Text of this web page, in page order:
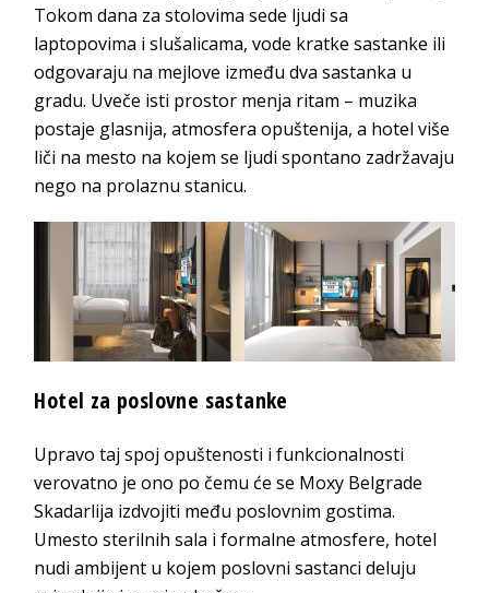
Tokom dana za stolovima sede ljudi sa
laptopovima i slušalicama, vode kratke sastanke ili
odgovaraju na mejlove između dva sastanka u
gradu. Uveče isti prostor menja ritam – muzika
postaje glasnija, atmosfera opuštenija, a hotel više
liči na mesto na kojem se ljudi spontano zadržavaju
nego na prolaznu stanicu.
Hotel za poslovne sastanke
Upravo taj spoj opuštenosti i funkcionalnosti
verovatno je ono po čemu će se Moxy Belgrade
Skadarlija izdvojiti među poslovnim gostima.
Umesto sterilnih sala i formalne atmosfere, hotel
nudi ambijent u kojem poslovni sastanci deluju